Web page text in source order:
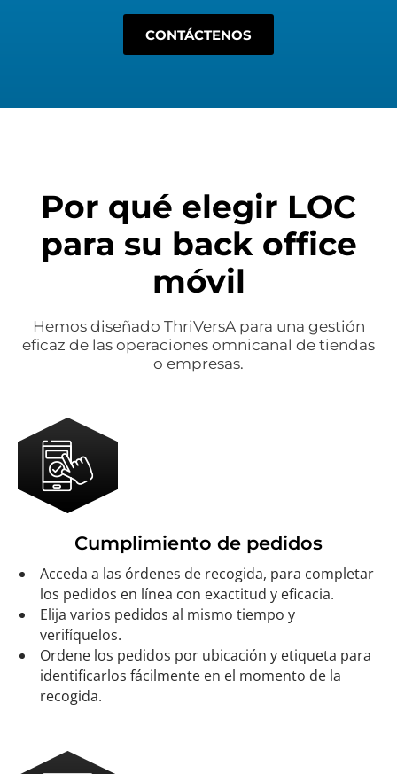
CONTÁCTENOS
Por qué elegir LOC
para su back office
móvil
Hemos diseñado ThriVersA para una gestión
eficaz de las operaciones omnicanal de tiendas
o empresas.
Cumplimiento de pedidos
Acceda a las órdenes de recogida, para completar
los pedidos en línea con exactitud y eficacia.
Elija varios pedidos al mismo tiempo y
verifíquelos.
Ordene los pedidos por ubicación y etiqueta para
identificarlos fácilmente en el momento de la
recogida.